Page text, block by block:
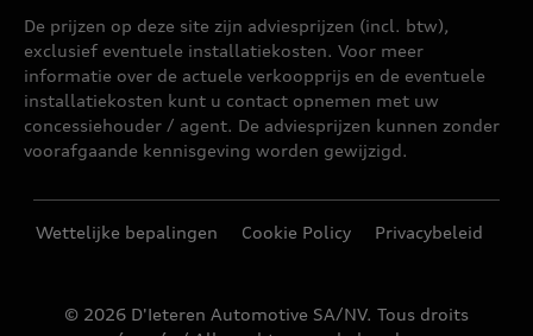
De prijzen op deze site zijn adviesprijzen (incl. btw),
exclusief eventuele installatiekosten. Voor meer
informatie over de actuele verkoopprijs en de eventuele
installatiekosten kunt u contact opnemen met uw
concessiehouder / agent. De adviesprijzen kunnen zonder
voorafgaande kennisgeving worden gewijzigd.
Wettelijke bepalingen Cookie Policy Privacybeleid
© 2026 D'Ieteren Automotive SA/NV. Tous droits